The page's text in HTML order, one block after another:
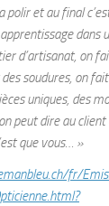
polir et au final
apprentissage
d’artisanat, on
soudures, on
uniques, des
peut dire au
que vous… »
fr/